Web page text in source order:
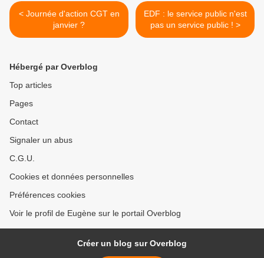
< Journée d'action CGT en
janvier ?
EDF : le service public n'est
pas un service public ! >
Hébergé par Overblog
Top articles
Pages
Contact
Signaler un abus
C.G.U.
Cookies et données personnelles
Préférences cookies
Voir le profil de Eugène sur le portail Overblog
Créer un blog sur Overblog